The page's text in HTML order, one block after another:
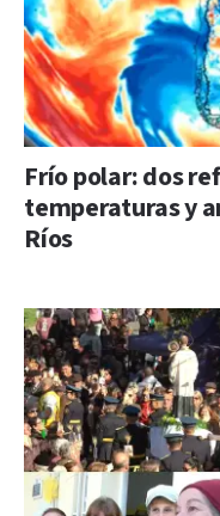
Frío polar: dos
temperaturas y
Ríos